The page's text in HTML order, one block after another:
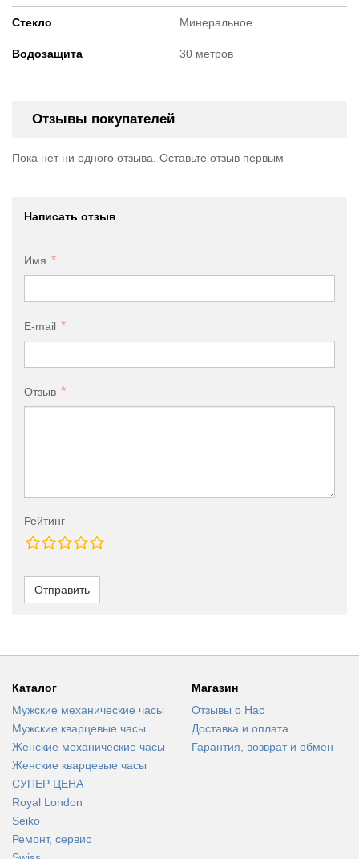
Стекло Минеральное
Водозащита 30 метров
Отзывы покупателей
Пока нет ни одного отзыва. Оставьте отзыв первым
Написать отзыв
Имя
E-mail
Отзыв
Рейтинг
Отправить
Каталог
Мужские механические часы
Мужские кварцевые часы
Женские механические часы
Женские кварцевые часы
СУПЕР ЦЕНА
Royal London
Seiko
Ремонт, сервис
Магазин
Отзывы о Нас
Доставка и оплата
Гарантия, возврат и обмен